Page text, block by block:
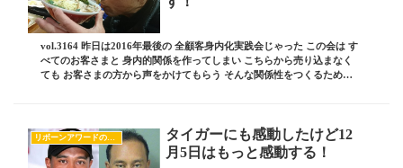
vol.3164 昨日は2016年最後の 全顧客身内化実践会じゃった この会は す
べてのお客さまと 身内的関係を作ってしまい こちらから売り込まなく
ても お客さまの方から声をかけてもらう そんな関係性をつくるために
リボーンアワードのすべて
タイガーにも感動したけど12
月5日はもっと感動する！